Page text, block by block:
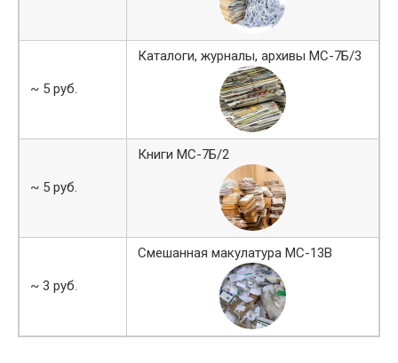
~ 5 руб.
Каталоги, журналы, архивы МС-7Б/3
~ 5 руб.
Книги МС-7Б/2
~ 3 руб.
Смешанная макулатура МС-13В